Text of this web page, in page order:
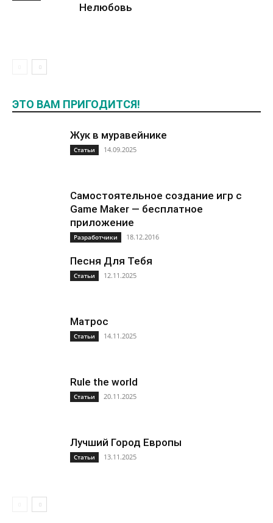
Нелюбовь
ЭТО ВАМ ПРИГОДИТСЯ!
Жук в муравейнике
Статьи 14.09.2025
Самостоятельное создание игр с
Game Maker — бесплатное
приложение
Разработчики 18.12.2016
Песня Для Тебя
Статьи 12.11.2025
Матрос
Статьи 14.11.2025
Rule the world
Статьи 20.11.2025
Лучший Город Европы
Статьи 13.11.2025